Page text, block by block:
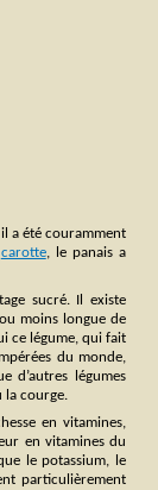
a été couramment
carotte, le panais a
sucré. Il existe
moins longue de
ce légume, qui fait
du monde,
d’autres légumes
la courge.
en vitamines,
en vitamines du
le potassium, le
particulièrement